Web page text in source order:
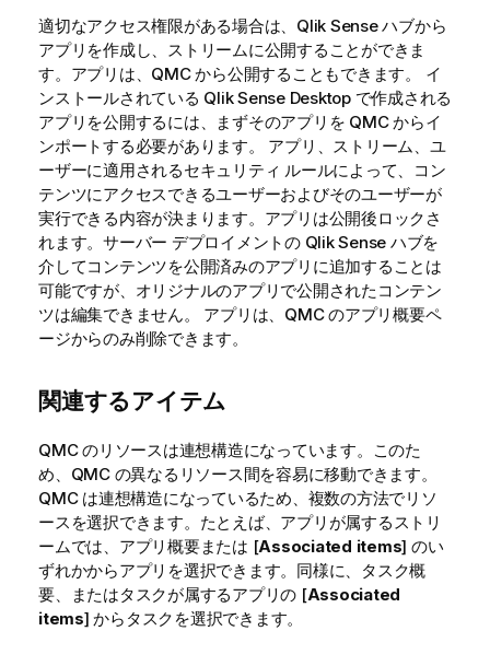
適切なアクセス権限がある場合は、 Qlik Senseハブから
アプリを作成し、ストリームに公開することができま
す。アプリは、 QMCから公開することもできます。 イ
ンストールされている Qlik Sense Desktopで作成される
アプリを公開するには、まずそのアプリを QMCからイ
ンポートする必要があります。 アプリ、ストリーム、ユ
ーザーに適用されるセキュリティ ルールによって、コン
テンツにアクセスできるユーザーおよびそのユーザーが
実行できる内容が決まります。アプリは公開後ロックさ
れます。サーバー デプロイメントの Qlik Sense ハブを
介してコンテンツを公開済みのアプリに追加することは
可能ですが、オリジナルのアプリで公開されたコンテン
ツは編集できません。 アプリは、 QMCのアプリ概要ペ
ージからのみ削除できます。
関連するアイテム
QMCのリソースは連想構造になっています。このた
め、 QMCの異なるリソース間を容易に移動できます。
QMCは連想構造になっているため、複数の方法でリソ
ースを選択できます。たとえば、アプリが属するストリ
ームでは、アプリ概要または [Associated items] のい
ずれかからアプリを選択できます。同様に、タスク概
要、またはタスクが属するアプリの [Associated
items] からタスクを選択できます。